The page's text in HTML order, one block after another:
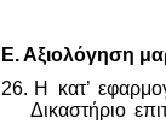
Ε. Αξιολόγηση
26. Η κατ’
Δικαστήριο